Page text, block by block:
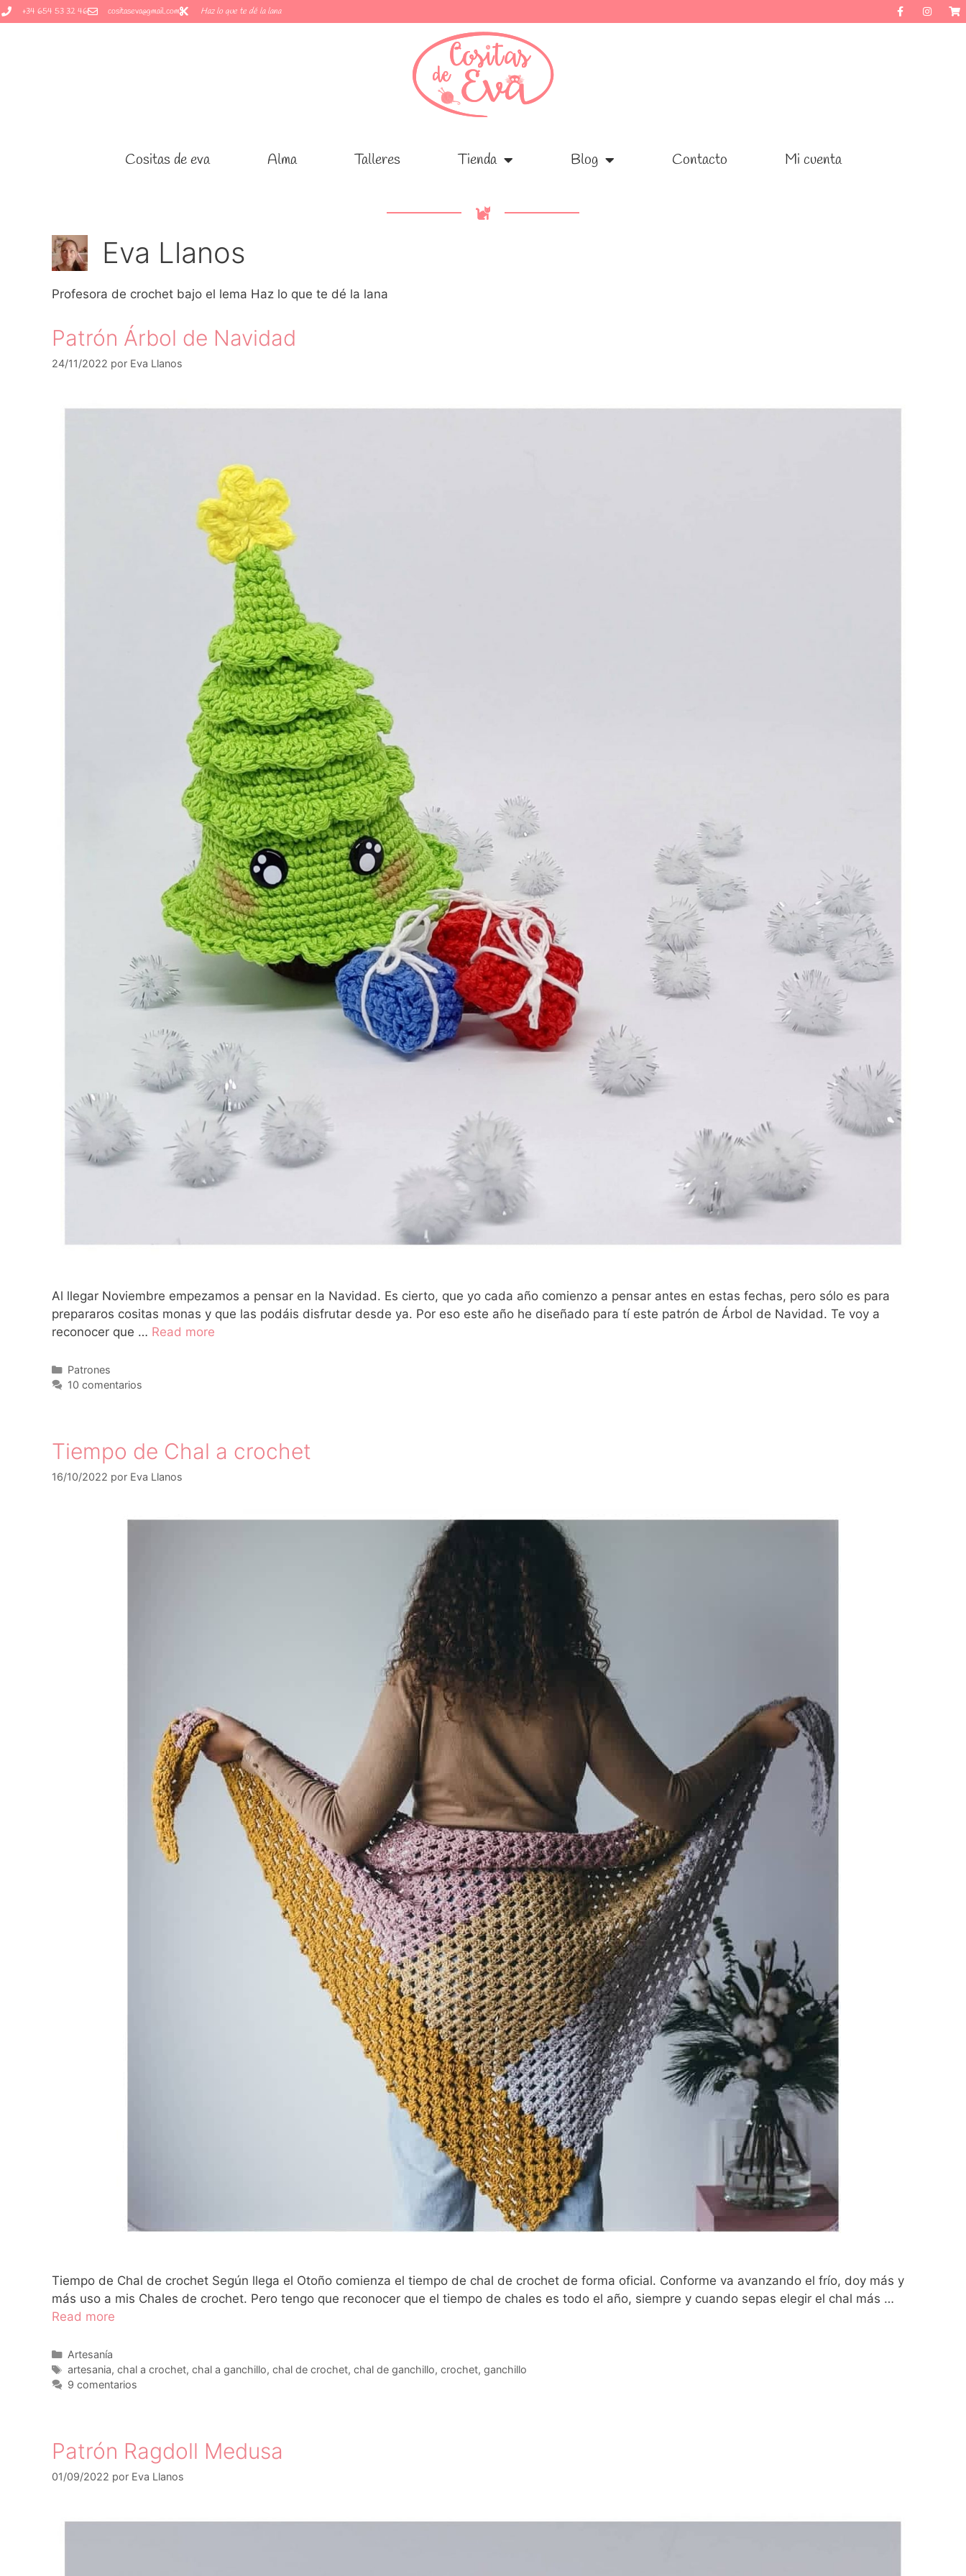
+34 654 53 32 46 cositaseva@gmail.com Haz lo que te dé la lana
Cositas de eva Alma Talleres Tienda Blog Contacto Mi cuenta
+34 654 53 32 46 cositaseva@gmail.com Haz lo que te dé la lana
Cositas de eva Alma Talleres Tienda Blog Contacto Mi cuenta
Eva Llanos
Profesora de crochet bajo el lema Haz lo que te dé la lana
Patrón Árbol de Navidad
24/11/2022 por Eva Llanos
Al llegar Noviembre empezamos a pensar en la Navidad. Es cierto, que yo cada año comienzo a pensar antes en estas fechas, pero sólo es para
prepararos cositas monas y que las podáis disfrutar desde ya. Por eso este año he diseñado para tí este patrón de Árbol de Navidad. Te voy a
reconocer que … Read more
Patrones
10 comentarios
Tiempo de Chal a crochet
16/10/2022 por Eva Llanos
Tiempo de Chal de crochet Según llega el Otoño comienza el tiempo de chal de crochet de forma oficial. Conforme va avanzando el frío, doy más y
más uso a mis Chales de crochet. Pero tengo que reconocer que el tiempo de chales es todo el año, siempre y cuando sepas elegir el chal más …
Read more
Artesanía
artesania, chal a crochet, chal a ganchillo, chal de crochet, chal de ganchillo, crochet, ganchillo
9 comentarios
Patrón Ragdoll Medusa
01/09/2022 por Eva Llanos